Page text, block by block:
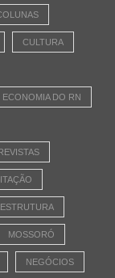
CULTURA
ECONOMIA DO RN
MOSSORÓ
NEGÓCIOS